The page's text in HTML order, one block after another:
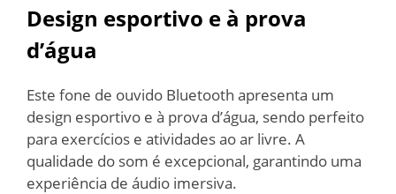
Design esportivo e à prova
d’água
Este fone de ouvido Bluetooth apresenta um
design esportivo e à prova d’água, sendo perfeito
para exercícios e atividades ao ar livre. A
qualidade do som é excepcional, garantindo uma
experiência de áudio imersiva.